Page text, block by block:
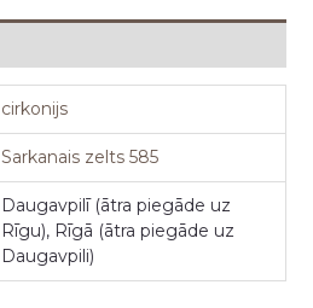
cirkonijs
Sarkanais zelts 585
Daugavpilī (ātra piegāde uz
Rīgu), Rīgā (ātra piegāde uz
Daugavpili)